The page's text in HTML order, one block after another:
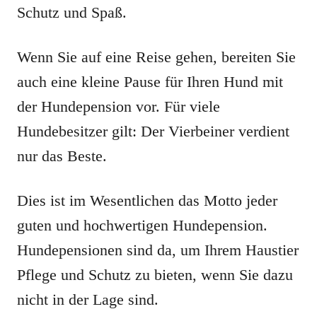
Schutz und Spaß.
Wenn Sie auf eine Reise gehen, bereiten Sie
auch eine kleine Pause für Ihren Hund mit
der Hundepension vor. Für viele
Hundebesitzer gilt: Der Vierbeiner verdient
nur das Beste.
Dies ist im Wesentlichen das Motto jeder
guten und hochwertigen Hundepension.
Hundepensionen sind da, um Ihrem Haustier
Pflege und Schutz zu bieten, wenn Sie dazu
nicht in der Lage sind.